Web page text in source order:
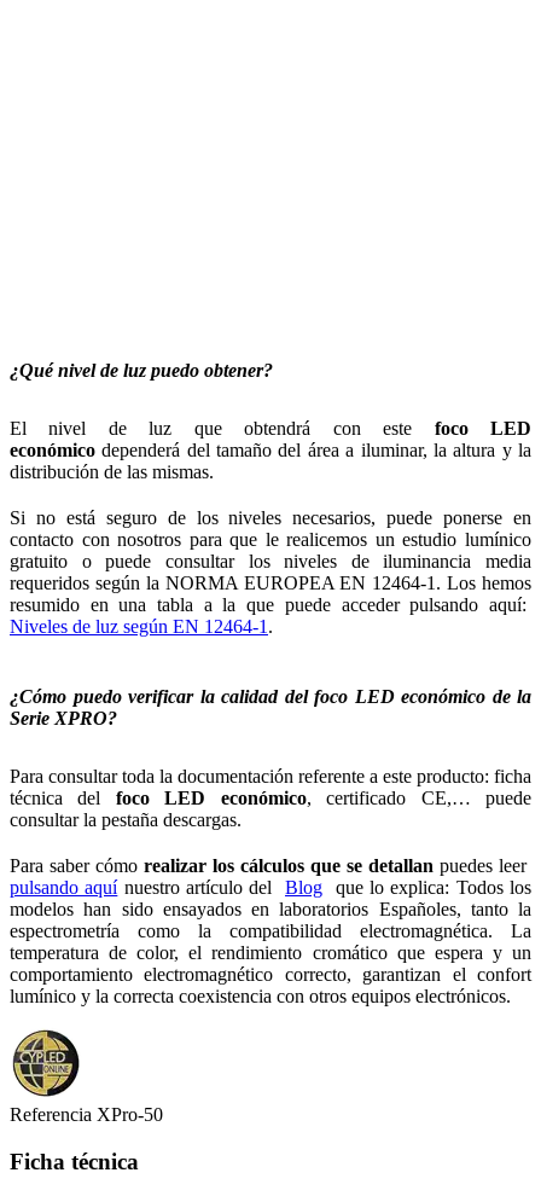
¿Qué nivel de luz puedo obtener?
El nivel de luz que obtendrá con este foco LED
económico dependerá del tamaño del área a iluminar, la altura y la
distribución de las mismas.
Si no está seguro de los niveles necesarios, puede ponerse en
contacto con nosotros para que le realicemos un estudio lumínico
gratuito o puede consultar los niveles de iluminancia media
requeridos según la NORMA EUROPEA EN 12464-1. Los hemos
resumido en una tabla a la que puede acceder pulsando aquí:
Niveles de luz según EN 12464-1 .
¿Cómo puedo verificar la calidad del foco LED económico de la
Serie XPRO?
Para consultar toda la documentación referente a este producto: ficha
técnica del foco LED económico, certificado CE,… puede
consultar la pestaña descargas.
Para saber cómo realizar los cálculos que se detallan puedes leer
pulsando aquínuestro artículo delBlog que lo explica: Todos los
modelos han sido ensayados en laboratorios Españoles, tanto la
espectrometría como la compatibilidad electromagnética. La
temperatura de color, el rendimiento cromático que espera y un
comportamiento electromagnético correcto, garantizan el confort
lumínico y la correcta coexistencia con otros equipos electrónicos.
Referencia XPro-50
Ficha técnica